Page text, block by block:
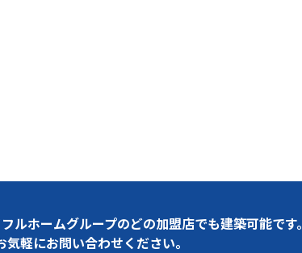
ルホームグループのどの加盟店でも建築可能です。
気軽にお問い合わせください。